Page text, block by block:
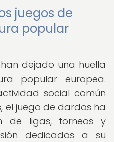
juegos de
popular
dejado una huella
popular europea.
social común
el juego de dardos ha
de ligas, torneos y
dedicados a su